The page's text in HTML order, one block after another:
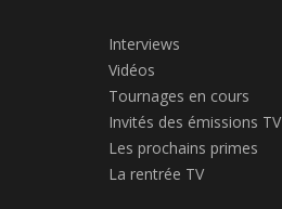
Interviews
Vidéos
Tournages en cours
Invités des émissions TV
Les prochains primes
La rentrée TV